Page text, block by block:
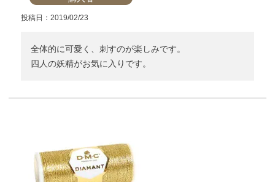
投稿日 2019/02/23
全体的に可愛く、刺すのが楽しみです。
四人の妖精がお気に入りです。